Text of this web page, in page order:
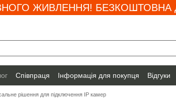
ЖИВЛЕННЯ! БЕЗКОШТОВНА
Співпраця Інформація для покупця
Відгуки
рішення для підключення IP камер